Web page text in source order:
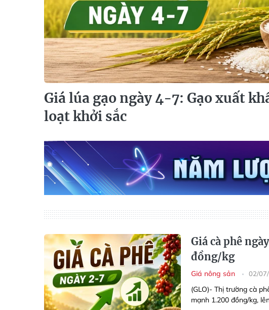
Giá lúa gạo ngày 4-7: Gạo xuất
loạt khởi sắc
Giá cà phê
đồng/kg
Giá nông sản 02/
(GLO)- Thị trường cà
mạnh 1.200 đồng/kg,